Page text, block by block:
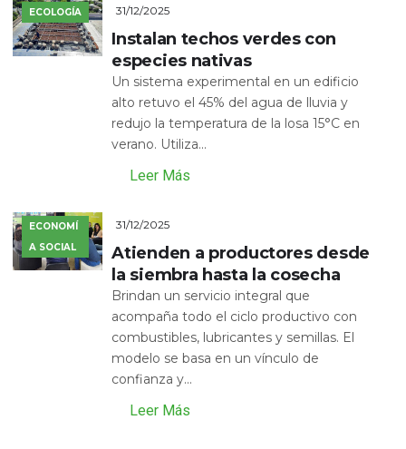
ECOLOGÍA 31/12/2025
Instalan techos verdes con
especies nativas
Un sistema experimental en un edificio
alto retuvo el 45% del agua de lluvia y
redujo la temperatura de la losa 15°C en
verano. Utiliza...
Leer Más
ECONOMÍ
A SOCIAL
31/12/2025
Atienden a productores desde
la siembra hasta la cosecha
Brindan un servicio integral que
acompaña todo el ciclo productivo con
combustibles, lubricantes y semillas. El
modelo se basa en un vínculo de
confianza y...
Leer Más